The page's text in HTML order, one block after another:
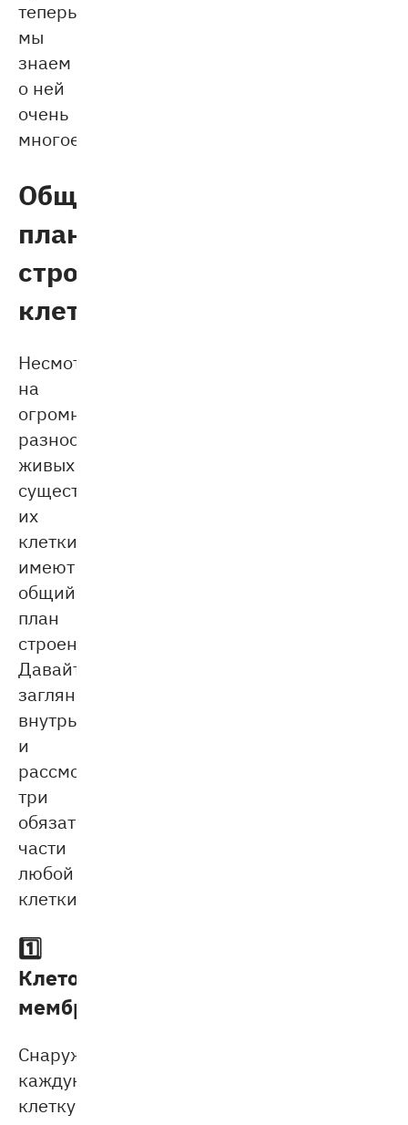
теперь
мы
знаем
о ней
очень
многое.
Общий
план
строения
клетки
Несмотря
на
огромное
разнообразие
живых
существ,
их
клетки
имеют
общий
план
строения.
Давайте
заглянем
внутрь
и
рассмотрим
три
обязательные
части
любой
клетки.
1️⃣
Клеточная
мембрана
Снаружи
каждую
клетку